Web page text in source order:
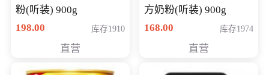
粉(听装) 900g
198.00
库存1910
直营
方奶粉(听装) 900g
168.00
库存1974
直营